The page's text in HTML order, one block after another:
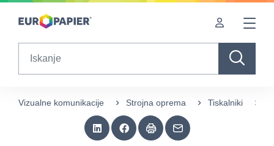
Table Of Content
Vizualne komunikacije Strojna oprema Tiskalniki